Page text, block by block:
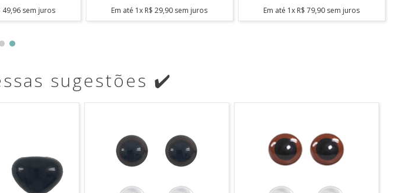
49,96sem juros Em até 1x R$ 29,90 sem juros Em até 1x R$ 79,90 sem juros
sugestões ✔️